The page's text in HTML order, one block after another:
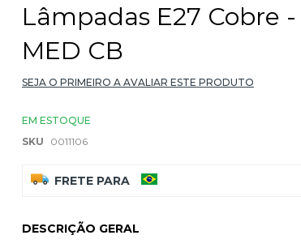
Lâmpadas E27 Cobre -
MED CB
SEJA O PRIMEIRO A AVALIAR ESTE PRODUTO
EM ESTOQUE
SKU
0011106
FRETE PARA
DESCRIÇÃO GERAL